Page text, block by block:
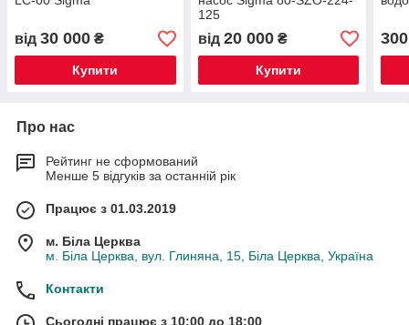
від 30 000 ₴
Купити
125
від 20 000₴
Купити
Про нас
Рейтинг не сформований
Менше 5 відгуків за останній рік
Працює з 01.03.2019
м. Біла Церква
м. Біла Церква, вул. Глиняна, 15, Біла Церква, Україна
Контакти
Сьогодні працює з 10:00 до 18:00